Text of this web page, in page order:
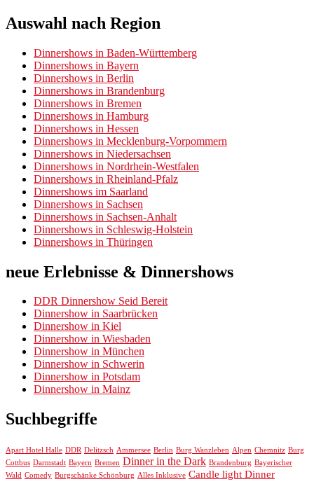
Auswahl nach Region
Dinnershows in Baden-Württemberg
Dinnershows in Bayern
Dinnershows in Berlin
Dinnershows in Brandenburg
Dinnershows in Bremen
Dinnershows in Hamburg
Dinnershows in Hessen
Dinnershows in Mecklenburg-Vorpommern
Dinnershows in Niedersachsen
Dinnershows in Nordrhein-Westfalen
Dinnershows in Rheinland-Pfalz
Dinnershows im Saarland
Dinnershows in Sachsen
Dinnershows in Sachsen-Anhalt
Dinnershows in Schleswig-Holstein
Dinnershows in Thüringen
neue Erlebnisse & Dinnershows
DDR Dinnershow Seid Bereit
Dinnershow in Saarbrücken
Dinnershow in Kiel
Dinnershow in Wiesbaden
Dinnershow in München
Dinnershow in Schwerin
Dinnershow in Potsdam
Dinnershow in Mainz
Suchbegriffe
Apart Hotel Halle DDR Delitzsch Ammersee Berlin Burg Wanzleben Alpen Chemnitz Burg
Cottbus Darmstadt Bayern Bremen Dinner in the Dark Brandenburg Bayerischer
Wald Comedy Burgschänke Schönburg Alles Inklusive Candle light Dinner